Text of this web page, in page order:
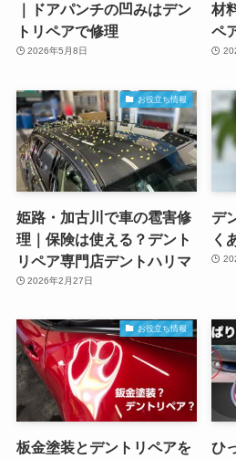
｜ドアパンチの凹みはデン
トリペアで修理
2026年5月8日
材
ペ
お役立ち情報
姫路・加古川で車の雹害修
理｜保険は使える？デント
リペア専門店デントハリマ
2026年2月27日
デ
く
お役立ち情報
板金塗装とデントリペアを ひ